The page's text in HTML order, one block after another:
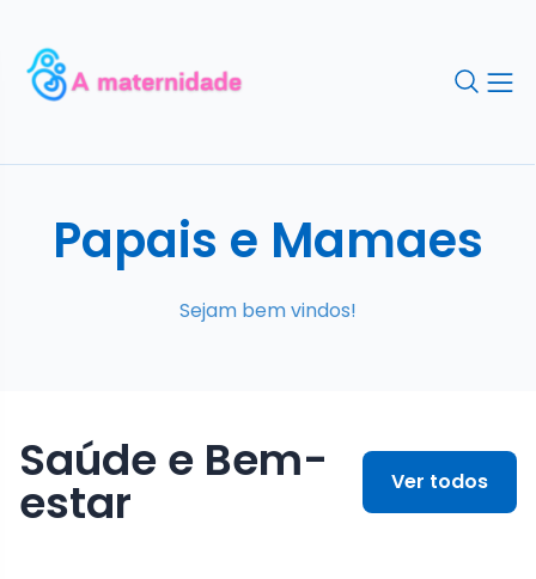
Papais e Mamaes
Sejam bem vindos!
Saúde e Bem-
estar Ver todos